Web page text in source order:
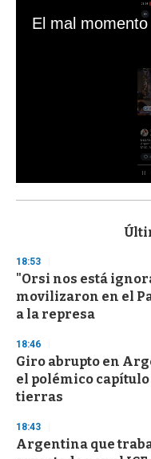
s
d
s
o
f
3
s
e
c
o
n
18:53
"Orsi nos está
movilizaron en el
a la represa
18:46
Giro abrupto en
el polémico
tierras
18:43
Argentina que